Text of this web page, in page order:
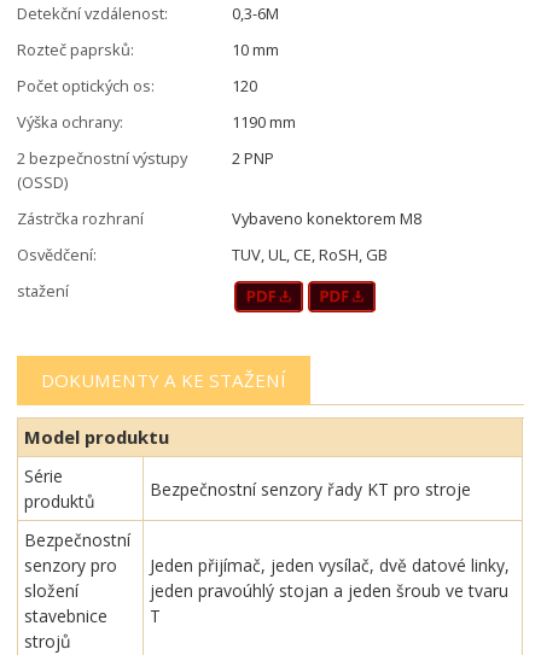
Detekční vzdálenost:
0,3-6M
Rozteč paprsků:
10 mm
Počet optických os:
120
Výška ochrany:
1190 mm
2 bezpečnostní výstupy
(OSSD)
2 PNP
Zástrčka rozhraní
Vybaveno konektorem M8
Osvědčení:
TUV, UL, CE, RoSH, GB
stažení
DOKUMENTY A KE STAŽENÍ
Model produktu
Série
produktů
Bezpečnostní senzory řady KT pro stroje
Bezpečnostní
senzory pro
složení
stavebnice
strojů
Jeden přijímač, jeden vysílač, dvě datové linky,
jeden pravoúhlý stojan a jeden šroub ve tvaru
T